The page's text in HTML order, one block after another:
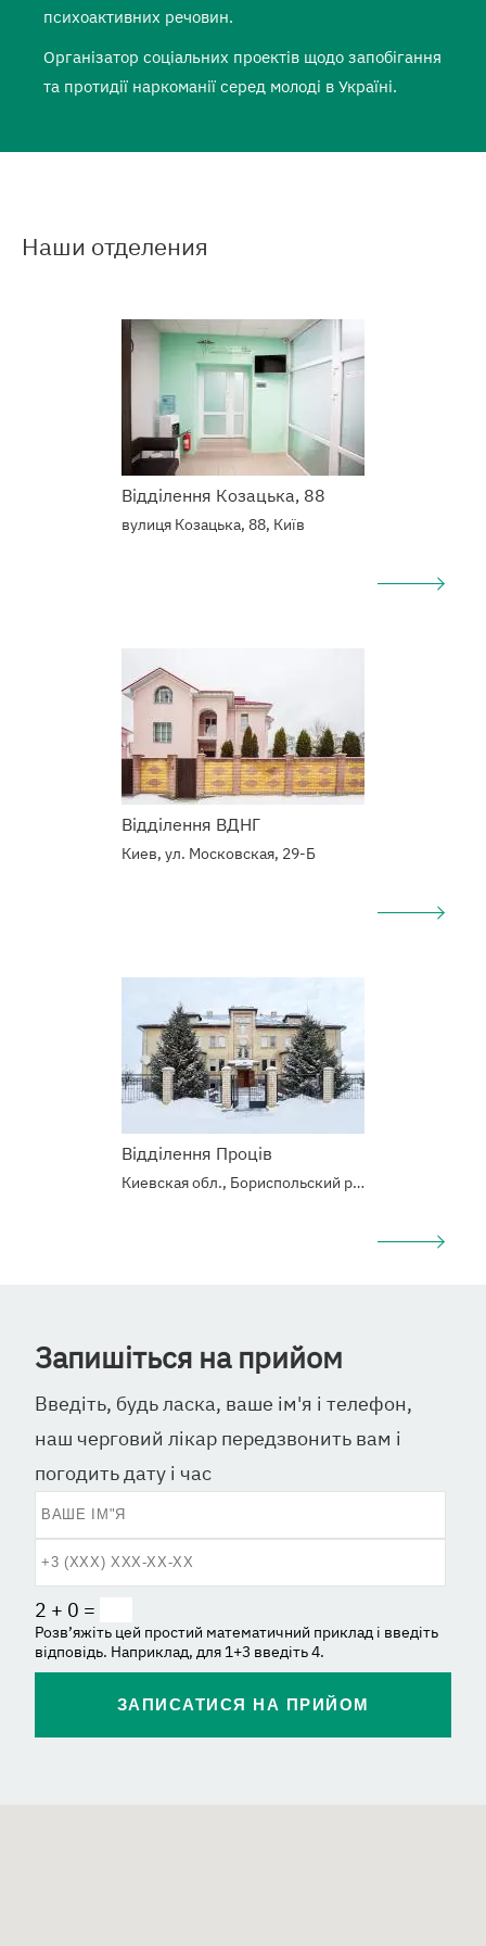
психоактивних речовин.
Організатор соціальних проектів щодо запобігання
та протидії наркоманії серед молоді в Україні.
Наши отделения
Відділення Козацька, 88
вулиця Козацька, 88, Київ
Відділення ВДНГ
Киев, ул. Московская, 29-Б
Відділення Проців
Киевская обл., Бориспольский р-н, с.Процев, Б. Хмельницкого 6/10
Запишіться на прийом
Введіть, будь ласка, ваше ім'я і телефон,
наш черговий лікар передзвонить вам і
погодить дату і час
2 + 0 =
Розв’яжіть цей простий математичний приклад і введіть
відповідь. Наприклад, для 1+3 введіть 4.